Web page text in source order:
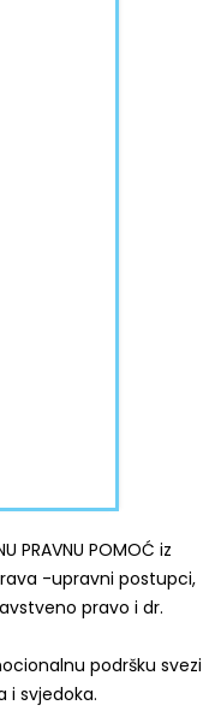
PRAVNU POMOĆ iz
-upravni postupci,
pravo i dr.
podršku svezi
i svjedoka.